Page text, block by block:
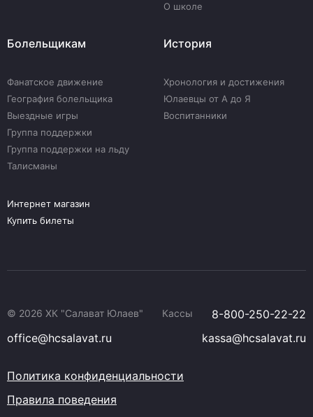
О школе
Болельщикам
Фанатское движение
География болельщика
Выездные игры
Группа поддержки
Группа поддержки на льду
Талисманы
История
Хронология и достижения
Юлаевцы от А до Я
Воспитанники
Интернет магазин
Купить билеты
© 2026 ХК "Салават Юлаев" Кассы
8-800-250-22-22
office@hcsalavat.ru
kassa@hcsalavat.ru
Политика конфиденциальности
Правила поведения